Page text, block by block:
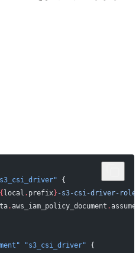
{
local . prefix} -s3-csi-driver-
.aws_iam_policy_document .
"s3_csi_driver" {